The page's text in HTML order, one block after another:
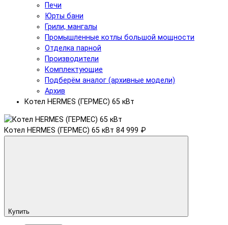
Печи
Юрты бани
Грили, мангалы
Промышленные котлы большой мощности
Отделка парной
Производители
Комплектующие
Подберём аналог (архивные модели)
Архив
Котел HERMES (ГЕРМЕС) 65 кВт
Котел HERMES (ГЕРМЕС) 65 кВт 84 999 ₽
Купить